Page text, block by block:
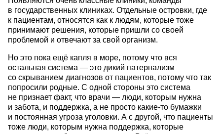
в государственных клиниках. Отдельные островки, где
к пациентам, относятся как к людям, которые тоже
принимают решения, которые пришли со своей
проблемой и отвечают за свой организм.
Но это пока ещё капля в море, потому что вся
остальная система — это дикий патернализм
со скрыванием диагнозов от пациентов, потому что так
попросили родные. С одной стороны это система
не признает факт, что врачи — люди, которым нужна
и забота, и поддержка, а не просто какие-то бумажки
и постоянная угроза уголовки. А с другой, что пациенты
тоже люди, которым нужна поддержка, которые